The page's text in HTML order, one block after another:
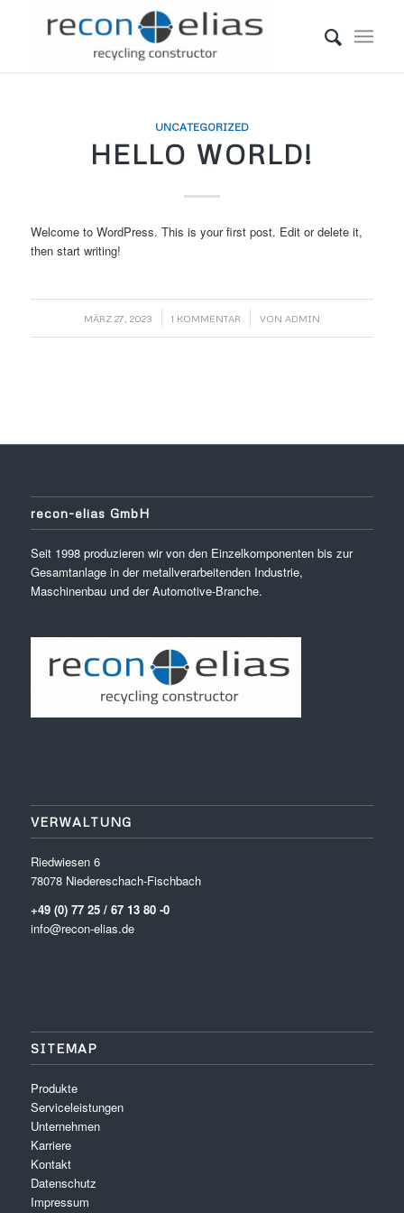
UNCATEGORIZED
HELLO WORLD!
Welcome to WordPress. This is your first post. Edit or delete it,
then start writing!
MÄRZ 27, 2023
/ 1 KOMMENTAR
/ VON ADMIN
recon-elias GmbH
Seit 1998 produzieren wir von den Einzelkomponenten bis zur
Gesamtanlage in der metallverarbeitenden Industrie,
Maschinenbau und der Automotive-Branche.
VERWALTUNG
Riedwiesen 6
78078 Niedereschach-Fischbach
+49 (0) 77 25 / 67 13 80 -0
info@recon-elias.de
SITEMAP
Produkte
Serviceleistungen
Unternehmen
Karriere
Kontakt
Datenschutz
Impressum